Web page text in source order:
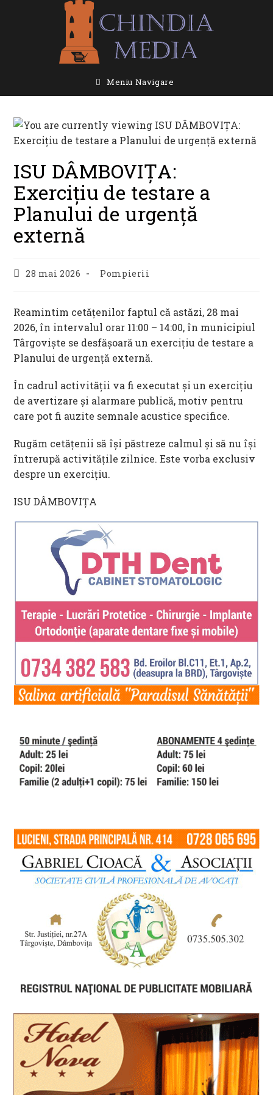
Meniu Navigare
ISU DÂMBOVIȚA:
Exercițiu de testare a
Planului de urgență
externă
Post28 mai 2026
Post
Pompierii
Reamintim cetățenilor faptul că astăzi, 28 mai
2026, în intervalul orar 11:00 – 14:00, în municipiul
Târgoviște se desfășoară un exercițiu de testare a
Planului de urgență externă.
În cadrul activității va fi executat și un exercițiu
de avertizare și alarmare publică, motiv pentru
care pot fi auzite semnale acustice specifice.
Rugăm cetățenii să își păstreze calmul și să nu își
întrerupă activitățile zilnice. Este vorba exclusiv
despre un exercițiu.
ISU DÂMBOVIȚA